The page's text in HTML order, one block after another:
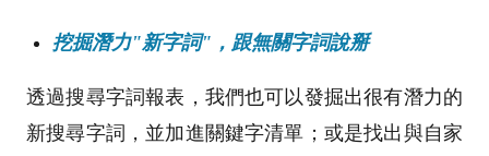
挖掘潛力"新字詞"，跟無關字詞說掰
透過搜尋字詞報表，我們也可以發掘出很有潛力的
新搜尋字詞，並加進關鍵字清單；或是找出與自家